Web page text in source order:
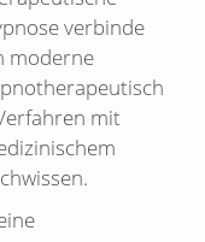
verbinde
moderne
mit